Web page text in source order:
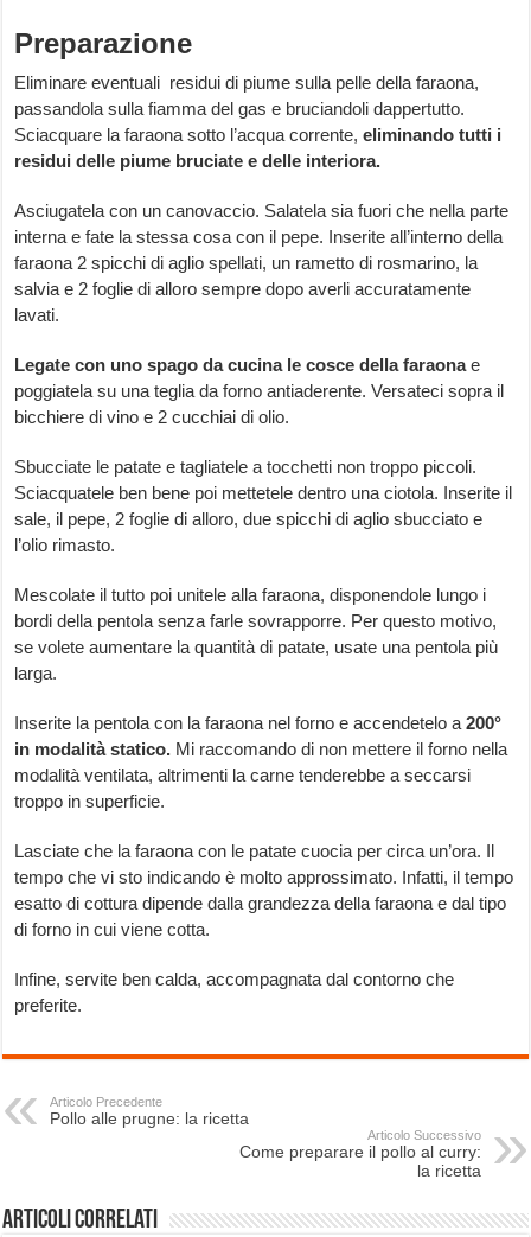
Preparazione
Eliminare eventuali residui di piume sulla pelle della faraona,
passandola sulla fiamma del gas e bruciandoli dappertutto.
Sciacquare la faraona sotto l’acqua corrente,eliminando tutti i
residui delle piume bruciate e delle interiora.
Asciugatela con un canovaccio. Salatela sia fuori che nella parte
interna e fate la stessa cosa con il pepe. Inserite all’interno della
faraona 2 spicchi di aglio spellati, un rametto di rosmarino, la
salvia e 2 foglie di alloro sempre dopo averli accuratamente
lavati.
Legate con uno spago da cucina le cosce della faraonae
poggiatela su una teglia da forno antiaderente. Versateci sopra il
bicchiere di vino e 2 cucchiai di olio.
Sbucciate le patate e tagliatele a tocchetti non troppo piccoli.
Sciacquatele ben bene poi mettetele dentro una ciotola. Inserite il
sale, il pepe, 2 foglie di alloro, due spicchi di aglio sbucciato e
l’olio rimasto.
Mescolate il tutto poi unitele alla faraona, disponendole lungo i
bordi della pentola senza farle sovrapporre. Per questo motivo,
se volete aumentare la quantità di patate, usate una pentola più
larga.
Inserite la pentola con la faraona nel forno e accendetelo a 200°
in modalità statico. Mi raccomando di non mettere il forno nella
modalità ventilata, altrimenti la carne tenderebbe a seccarsi
troppo in superficie.
Lasciate che la faraona con le patate cuocia per circa un’ora. Il
tempo che vi sto indicando è molto approssimato. Infatti, il tempo
esatto di cottura dipende dalla grandezza della faraona e dal tipo
di forno in cui viene cotta.
Infine, servite ben calda, accompagnata dal contorno che
preferite.
Articolo Precedente
Pollo alle prugne: la ricetta
Articolo Successivo
Come preparare il pollo al curry:
la ricetta
Articoli correlati